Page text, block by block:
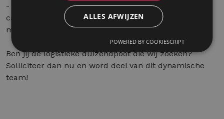
- Extralegale voordelen: Maaltijdcheques en een
cafetariaplan met opties zoals extra verlofdagen,
multimedia of fietsleasing.
Ben jij de logistieke duizendpoot die wij zoeken?
Solliciteer dan nu en word deel van dit dynamische
team!
ALLES AFWIJZEN
POWERED BY COOKIESCRIPT